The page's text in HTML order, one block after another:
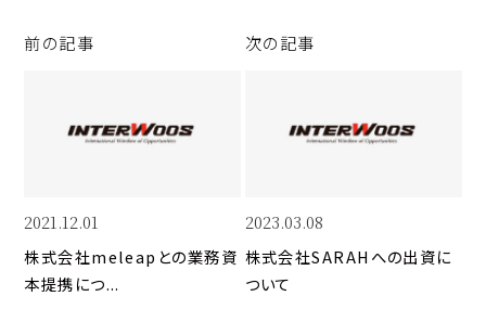
p
Li
n
b
o
d
前の記事
2021.12.01
株式会社meleapとの業務資
本提携につ...
次の記事
2023.03.08
株式会社SARAHへの出資に
ついて